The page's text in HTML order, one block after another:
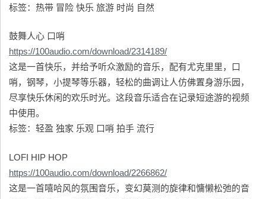
标签：热带 冒险 快乐 旅游 时尚 自然
鼓舞人心 口哨
https://100audio.com/download/2314189/
这是一首快乐，并给予听众激励的音乐，配有尤克里里，口
哨，钢琴，小提琴等乐器，轻松的曲调让人仿佛置身游乐园，
尽享快乐休闲的欢乐时光。这段音乐适合在记录短途游的视频
中使用。
标签：轻盈 独家 乐观 口哨 拍手 流行
LOFI HIP HOP
https://100audio.com/download/2266862/
这是一首嘻哈风的氛围音乐，变幻莫测的旋律和慵懒松弛的音